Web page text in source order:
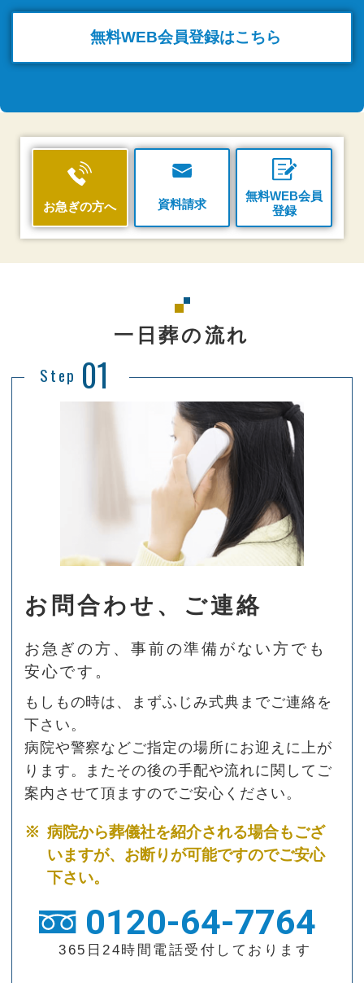
無料WEB会員登録はこちら
お急ぎの方へ 資料請求
無料WEB会員
登録
一日葬の流れ
Step 01
お問合わせ、ご連絡
お急ぎの方、事前の準備がない方でも
安心です。
もしもの時は、まずふじみ式典までご連絡を
下さい。
病院や警察などご指定の場所にお迎えに上が
ります。またその後の手配や流れに関してご
案内させて頂ますのでご安心ください。
※ 病院から葬儀社を紹介される場合もござ
いますが、 お断りが可能ですのでご安心
下さい。
0120-64-7764
365日24時間電話受付しております